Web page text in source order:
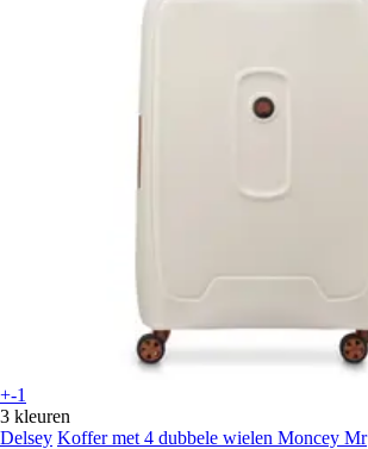
+-1
3 kleuren
Delsey Koffer met 4 dubbele wielen Moncey Mr